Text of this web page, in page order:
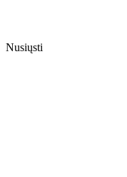
Nusiųsti